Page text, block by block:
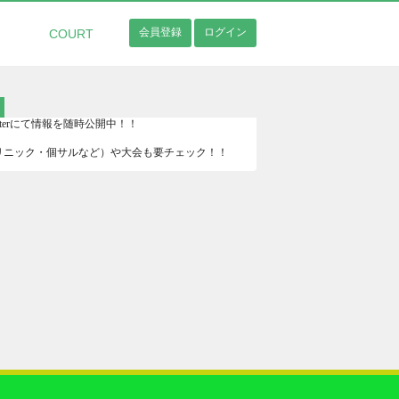
会員登録 ログイン
COURT
にて情報を随時公開中！！
ック・個サルなど）や大会も要チェック！！